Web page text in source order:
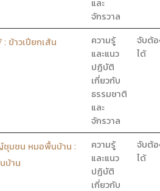
และ
จักรวาล
: ข้าวเปียกเส้น
ความรู้
และแนว
ปฏิบัติ
เกี่ยวกับ
ธรรมชาติ
และ
จักรวาล
จับต้
ได้
ชุมชน หมอพื้นบ้าน :
บ้าน
ความรู้
และแนว
ปฏิบัติ
เกี่ยวกับ
จับต้
ได้